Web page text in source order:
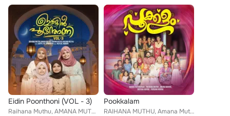
Eidin Poonthoni (VOL - 3)
Raihana Muthu, AMANA MUTHU, Shifana Muthu, Farsana Muthu
Pookkalam
RAIHANA MUTHU, Amana Muthu, Shifana Muthu, Farsana Muthu, Muthu Patturumal